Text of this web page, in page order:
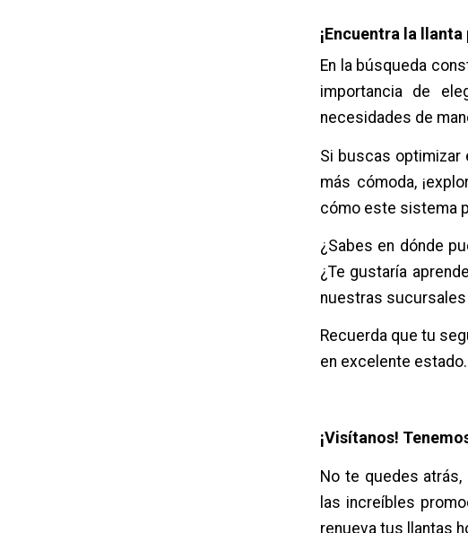
¡Encuentra la
En la búsqueda
importancia de
necesidades de
Si buscas optimizar
más cómoda,
cómo este sistema
¿Sabes en dónde
¿Te gustaría
nuestras
Recuerda que tu
en excelente estado.
¡Visítanos!
No te quedes
las increíbles
renueva tus llantas